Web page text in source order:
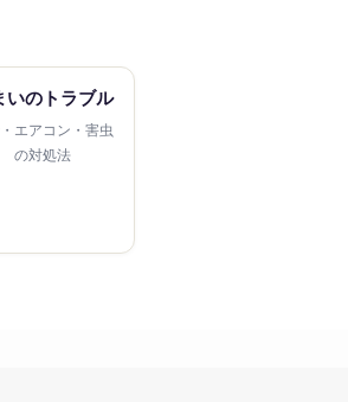
いのトラブル
エアコン・害虫
の対処法